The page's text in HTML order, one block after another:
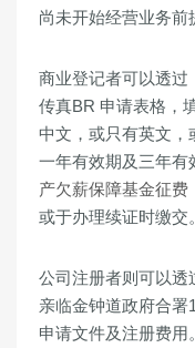
尚未开始经营业务前
商业登记者可以透过
传真BR 申请表格，
中文，或只有英文，
一年有效期及三年有
产欠薪保障基金征费
或于办理续证时缴交。
公司注册者则可以透
亲临金钟道政府合
申请文件及注册费用